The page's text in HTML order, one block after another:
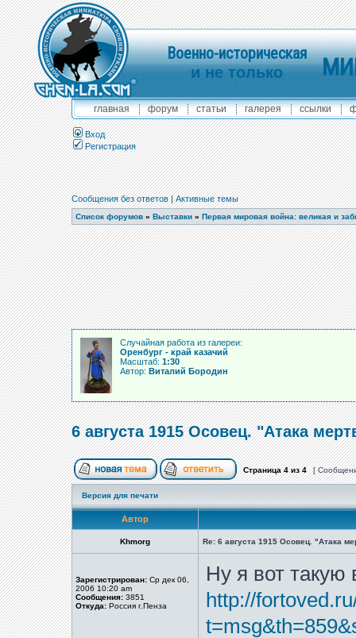
Военно-историческая
и не только
главная форум статьи галерея ссылки
Вход
Регистрация
Сообщения без ответов|Активные темы
Список форумов » Выставки » Первая мировая война: великая и
Случайная работа из галереи:
Оренбург - край казачий
Масштаб: 1:30
Автор: Виталий Бородин
6 августа 1915 Осовец. "Атака
Страница4из4 [
Версия для печати
Автор
Khmorg Re: 6 августа 1915 Осовец. "Атака
Зарегистрирован: Ср дек 06,
2006 10:20 am
Сообщения: 3851
Откуда: Россия г.Пенза
Ну я вот такую
http://